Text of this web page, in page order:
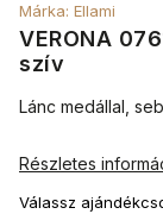
VERONA
szív
Márka: Ellami
Válassz
Lánc medállal,
Részletes